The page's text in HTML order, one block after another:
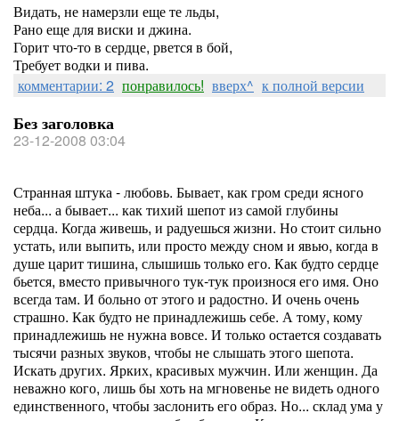
Видать, не намерзли еще те льды,
Рано еще для виски и джина.
Горит что-то в сердце, рвется в бой,
Требует водки и пива.
комментарии: 2 понравилось! вверх^ к полной версии
Без заголовка
23-12-2008 03:04
Странная штука - любовь. Бывает, как гром среди ясного
неба... а бывает... как тихий шепот из самой глубины
сердца. Когда живешь, и радуешься жизни. Но стоит сильно
устать, или выпить, или просто между сном и явью, когда в
душе царит тишина, слышишь только его. Как будто сердце
бьется, вместо привычного тук-тук произнося его имя. Оно
всегда там. И больно от этого и радостно. И очень очень
страшно. Как будто не принадлежишь себе. А тому, кому
принадлежишь не нужна вовсе. И только остается создавать
тысячи разных звуков, чтобы не слышать этого шепота.
Искать других. Ярких, красивых мужчин. Или женщин. Да
неважно кого, лишь бы хоть на мгновенье не видеть одного
единственного, чтобы заслонить его образ. Но... склад ума у